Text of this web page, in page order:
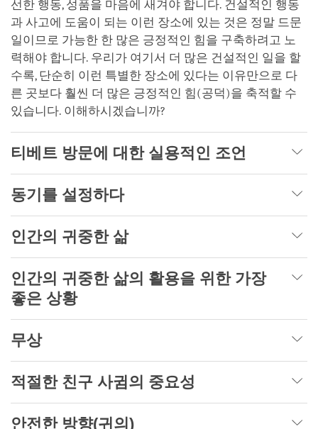
선한 행동, 성품을 마음에 새겨야 합니다. 건설적인 행동
과 사고에 도움이 되는 이런 장소에 있는 것은 정말 드문
일이므로 가능한 한 많은 긍정적인 힘을 구축하려고 노
력해야 합니다. 우리가 여기서 더 많은 건설적인 일을 할
수록, 단순히 이런 특별한 장소에 있다는 이유만으로 다
른 곳보다 훨씬 더 많은 긍정적인 힘(공덕)을 축적할 수
있습니다. 이해하시겠습니까?
티베트 방문에 대한 실용적인 조언
동기를 설정하다
인간의 귀중한 삶
인간의 귀중한 삶의 활용을 위한 가장
좋은 상황
무상
적절한 친구 사귐의 중요성
안전한 방향(귀의)